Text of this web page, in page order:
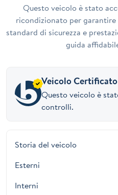
Questo veicolo è stato
ricondizionato per
standard di sicurezza e
guida
Veicolo
Questo veicolo è
controlli.
Storia del veicolo
Esterni
Interni